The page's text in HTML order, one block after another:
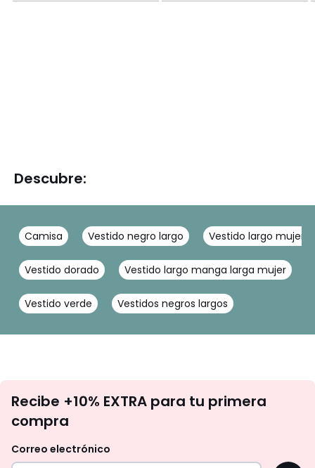
Descubre:
Camisa Vestido negro largo Vestido largo mujer
Vestido dorado Vestido largo manga larga mujer
Vestido verde Vestidos negros largos
te
tu
Recibe +10% EXTRA para tu primera
compra
Correo electrónico